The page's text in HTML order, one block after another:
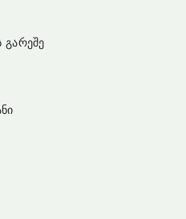
გარეშე